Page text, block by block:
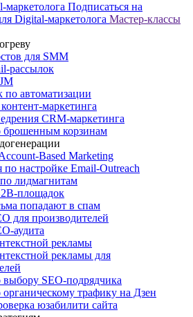
Подписаться на
Digital-маркетолога Мастер-классы
для SMM
рассылок
по автоматизации
маркетинга
CRM-маркетинга
брошенным корзинам
Based Marketing
настройке Email-Outreach
лидмагнитам
площадок
попадают в спам
для производителей
аудита
рекламы
рекламы для
выбору SEO-подрядчика
трафику на Дзен
юзабилити сайта